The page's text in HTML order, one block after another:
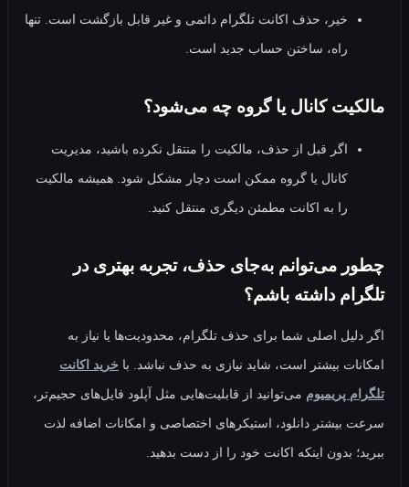
خیر، حذف اکانت تلگرام دائمی و غیر قابل‌ بازگشت است. تنها
راه، ساختن حساب جدید است.
کانال یا گروه چه می‌شود؟
اگر قبل از حذف، مالکیت را منتقل نکرده باشید، مدیریت
کانال یا گروه ممکن است دچار مشکل شود. همیشه مالکیت
را به اکانت مطمئن دیگری منتقل کنید.
می‌توانم به‌جای حذف، تجربه بهتری در
داشته باشم؟
اصلی شما برای حذف تلگرام، محدودیت‌ها یا نیاز به
بیشتر است، شاید نیازی به حذف نباشد. با خرید اکانت
پریمیوم می‌توانید از قابلیت‌هایی مثل آپلود فایل‌های حجیم‌تر،
بیشتر دانلود، استیکرهای اختصاصی و امکانات اضافه لذت
بدون اینکه اکانت خود را از دست بدهید.